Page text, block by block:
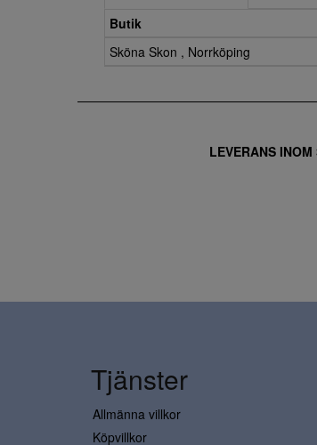
Butik
Sköna Skon , Norrköping
LEVERANS
Tjänster
Allmänna villkor
Köpvillkor